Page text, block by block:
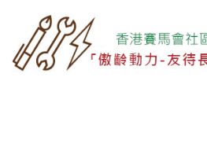
主
內